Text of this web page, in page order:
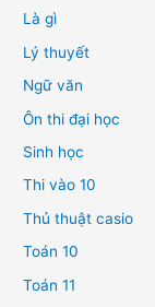
Là gì
Lý thuyết
Ngữ văn
Ôn thi đại học
Sinh học
Thi vào 10
Thủ thuật casio
Toán 10
Toán 11